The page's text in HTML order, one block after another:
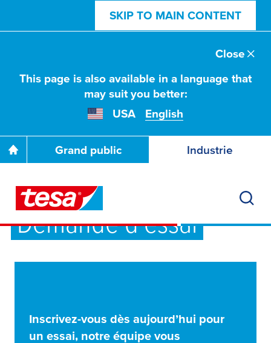
SKIP TO MAIN CONTENT
This page is also available in a language that
may suit you better:
USA
English
Close
Grand public Industrie
Demande d’essai
Inscrivez-vous dès aujourd’hui pour
un essai, notre équipe vous